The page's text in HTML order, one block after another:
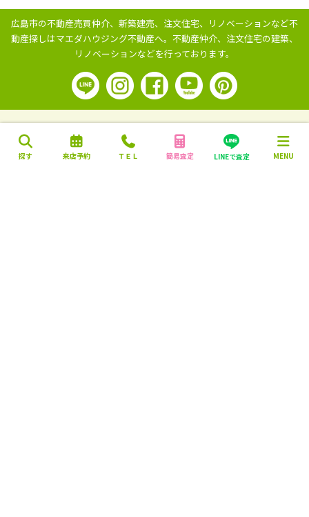
探す 来店予約 ＴＥＬ 簡易査定 LINEで査定 MENU
広島市の不動産売買仲介、新築建売、注文住宅、リノベーションなど不
動産探しはマエダハウジング不動産へ。 不動産仲介、注文住宅の建築、
リノベーションなどを行っております。